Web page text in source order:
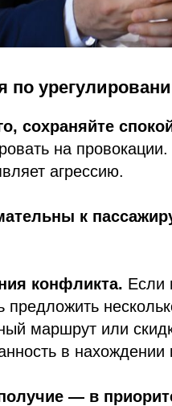
по
сохраняйте
на
агрессию.
к
конфликта. Если
предложить
маршрут или
в
— в